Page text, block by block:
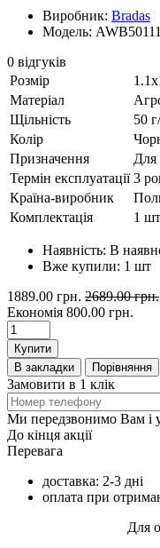
Виробник: Bradas
Модель:
0 відгуків
Розмір
Матеріал
Щільність
50
Колір
Призначення
Для
Термін експлуатації 3
Країна-виробник
Комплектація
1 шт
Наявність: В
Вже купили: 1 шт
1889.00 грн. 2689.00 грн.
Економія 800.00 грн.
Купити
В закладки
Порівняння
Замовити в 1 клік
Ми передзвонимо Вам і
До кінця акції
Перевага
доставка: 2-3 дні
оплата при
Для